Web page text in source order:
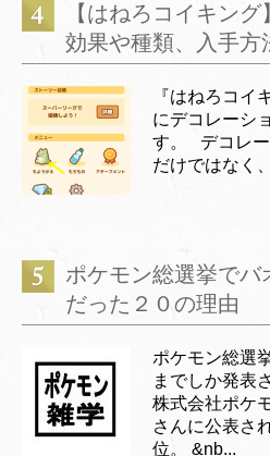
【はねろコイキン
効果や種類、入手方
『はねろコイ
にデコレーシ
す。 デコレー
だけではなく
ポケモン総選挙でバ
だった２０の理由
ポケモン総選
までしか発表
株式会社ポケ
さんに公表さ
位。 &nb...